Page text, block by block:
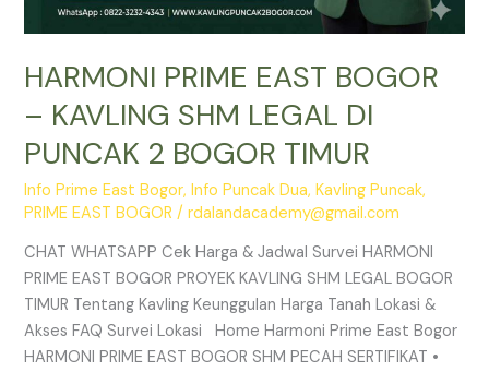
HARMONI PRIME EAST BOGOR
– KAVLING SHM LEGAL DI
PUNCAK 2 BOGOR TIMUR
Info Prime East Bogor,Info Puncak Dua,Kavling Puncak,
PRIME EAST BOGOR /rdalandacademy@gmail.com
CHAT WHATSAPP Cek Harga & Jadwal Survei HARMONI
PRIME EAST BOGOR PROYEK KAVLING SHM LEGAL BOGOR
TIMUR Tentang Kavling Keunggulan Harga Tanah Lokasi &
Akses FAQ Survei Lokasi Home Harmoni Prime East Bogor
HARMONI PRIME EAST BOGOR SHM PECAH SERTIFIKAT •